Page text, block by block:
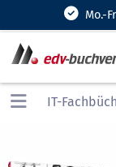
Mo.-
IT-